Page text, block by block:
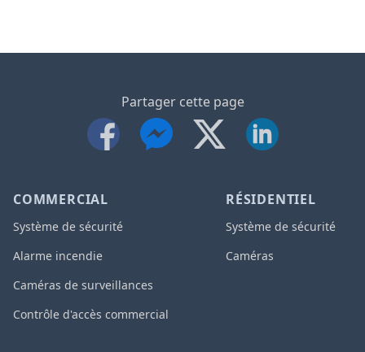
Partager cette page
COMMERCIAL
Système de sécurité
Alarme incendie
Caméras de surveillances
Contrôle d'accès commercial
RÉSIDENTIEL
Système de sécurité
Caméras